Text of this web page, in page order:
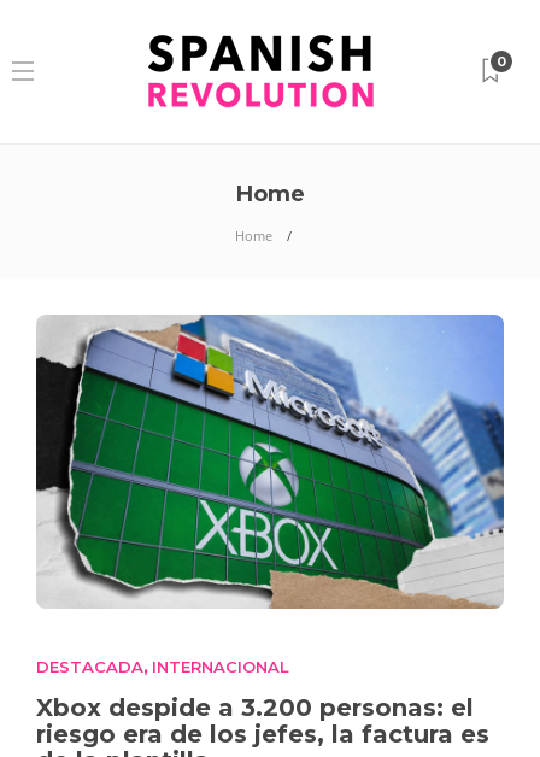
0
Home
Home
DESTACADA, INTERNACIONAL
Xbox despide a 3.200 personas: el
riesgo era de los jefes, la factura es